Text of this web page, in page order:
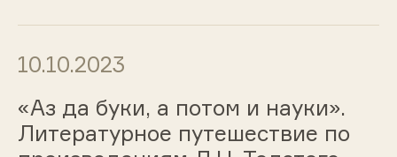
10.10.2023
«Аз да буки, а потом и науки».
Литературное путешествие по